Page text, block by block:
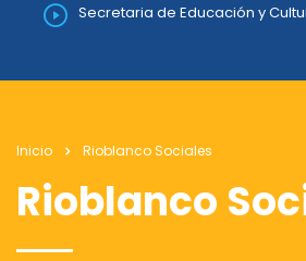
Secretaria de Educación y
Inicio Rioblanco Sociales
Rioblanco